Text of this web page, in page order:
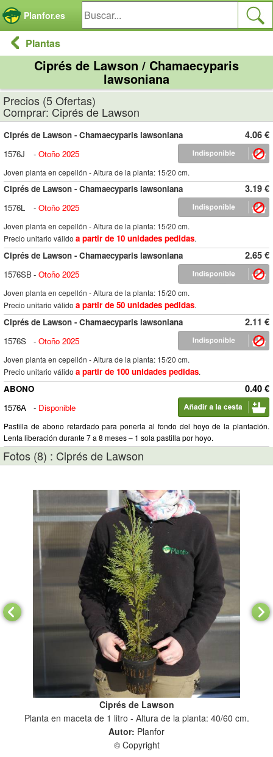
Planfor.es
Plantas
Ciprés de Lawson / Chamaecyparis
lawsoniana
Precios (5 Ofertas)
Comprar: Ciprés de Lawson
4.06 €
Ciprés de Lawson - Chamaecyparis lawsoniana
1576J
- Otoño 2025
Joven planta en cepellón - Altura de la planta: 15/20 cm.
3.19 €
Ciprés de Lawson - Chamaecyparis lawsoniana
1576L
- Otoño 2025
Joven planta en cepellón - Altura de la planta: 15/20 cm.
Precio unitario válido a partir de 10 unidades pedidas.
2.65 €
Ciprés de Lawson - Chamaecyparis lawsoniana
1576SB- Otoño 2025
Joven planta en cepellón - Altura de la planta: 15/20 cm.
Precio unitario válido a partir de 50 unidades pedidas.
2.11 €
Ciprés de Lawson - Chamaecyparis lawsoniana
1576S
- Otoño 2025
Joven planta en cepellón - Altura de la planta: 15/20 cm.
Precio unitario válido a partir de 100 unidades pedidas.
0.40 €
ABONO
1576A
- Disponible
Pastilla de abono retardado para ponerla al fondo del hoyo de la plantación.
Lenta liberación durante 7 a 8 meses – 1 sola pastilla por hoyo.
Fotos (8) : Ciprés de Lawson
Ciprés de Lawson
Planta en maceta de 1 litro - Altura de la planta: 40/60 cm.
Autor: Planfor
© Copyright
Panel de gestión de cookies